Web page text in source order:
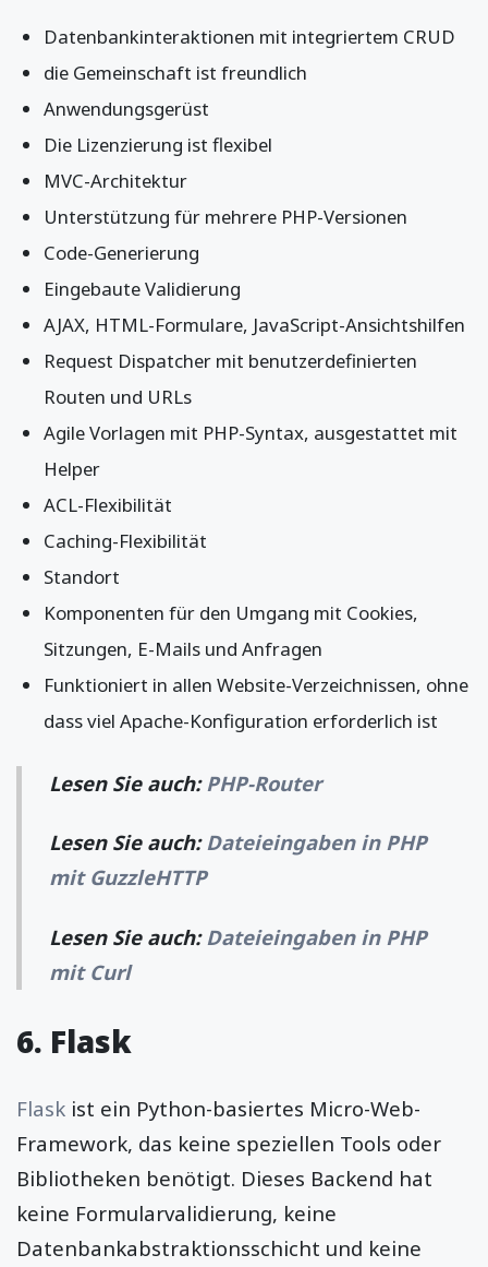
Datenbankinteraktionen mit integriertem CRUD
die Gemeinschaft ist freundlich
Anwendungsgerüst
Die Lizenzierung ist flexibel
MVC-Architektur
Unterstützung für mehrere PHP-Versionen
Code-Generierung
Eingebaute Validierung
AJAX, HTML-Formulare, JavaScript-Ansichtshilfen
Request Dispatcher mit benutzerdefinierten
Routen und URLs
Agile Vorlagen mit PHP-Syntax, ausgestattet mit
Helper
ACL-Flexibilität
Caching-Flexibilität
Standort
Komponenten für den Umgang mit Cookies,
Sitzungen, E-Mails und Anfragen
Funktioniert in allen Website-Verzeichnissen, ohne
dass viel Apache-Konfiguration erforderlich ist
Lesen Sie auch:PHP-Router
Lesen Sie auch:Dateieingaben in PHP
mit GuzzleHTTP
Lesen Sie auch: Dateieingaben in PHP
mit Curl
6. Flask
Flask ist ein Python-basiertes Micro-Web-
Framework, das keine speziellen Tools oder
Bibliotheken benötigt. Dieses Backend hat
keine Formularvalidierung, keine
Datenbankabstraktionsschicht und keine